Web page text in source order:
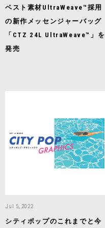
ベスト素材UltraWeave™採⽤
の新作メッセンジャーバッグ
「CTZ 24L UltraWeave™」を
発売
Jul 5, 2022
シティポップのこれまでと今